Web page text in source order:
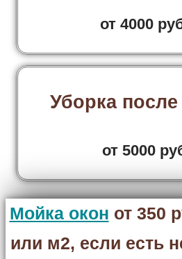
от 4000
Уборка
от 5000
Мойка окон от 350
или м2, если есть